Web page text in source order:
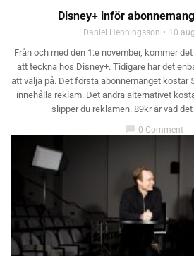
Disney+ inför
Daniel Henningsson 10
Från och med den 1:e november, kommer
att teckna hos Disney+. Tidigare har det
att välja på. Det första abonnemanget kostar
innehålla reklam. Det andra alternativet
slipper du reklamen. 89kr är vad
chat_bubble 0 Comment